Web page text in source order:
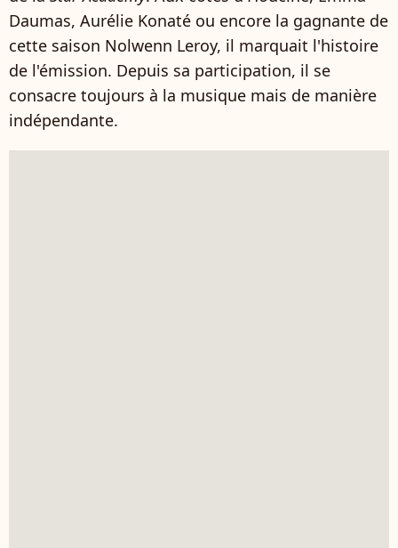
Daumas, Aurélie Konaté ou encore la gagnante de
cette saison Nolwenn Leroy, il marquait l'histoire
de l'émission. Depuis sa participation, il se
consacre toujours à la musique mais de manière
indépendante.